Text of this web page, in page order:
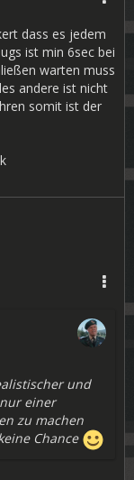
dass es jedem
ist min 6sec bei
warten muss
andere ist nicht
somit ist der
und
einer
zu machen
Chance